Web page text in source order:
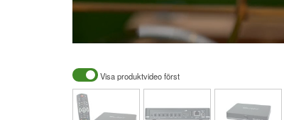
Visa produktvideo först